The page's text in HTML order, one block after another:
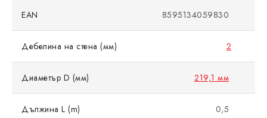
EAN 8595134059830
Дебелина на стена (мм) 2
Диаметър D (мм) 219,1 мм
Дължина L (m) 0,5